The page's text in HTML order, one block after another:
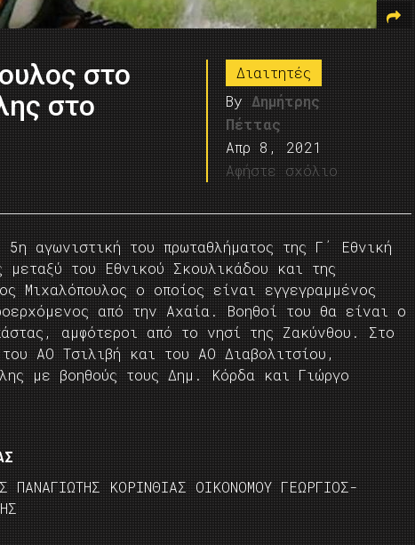
στο
στο
Διαιτητές
By Δημήτρης
Πέττας
Απρ 8, 2021
Αφήστε σχόλιο
αγωνιστική του πρωταθλήματος της Γ΄ Εθνική
του Εθνικού Σκουλικάδου και της
Μιχαλόπουλος ο οποίος είναι εγγεγραμμένος
από την Αχαία. Βοηθοί του θα είναι ο
αμφότεροι από το νησί της Ζακύνθου. Στο
ΑΟ Τσιλιβή και του ΑΟ Διαβολιτσίου,
με βοηθούς τους Δημ. Κόρδα και Γιώργο
ΠΑΝΑΓΙΩΤΗΣ ΚΟΡΙΝΘΙΑΣ ΟΙΚΟΝΟΜΟΥ ΓΕΩΡΓΙΟΣ-